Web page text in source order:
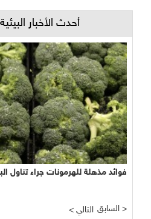
أحدث الأخبار
فوائد مذهلة للهرمونات جراء تناول
< التالي السابق >